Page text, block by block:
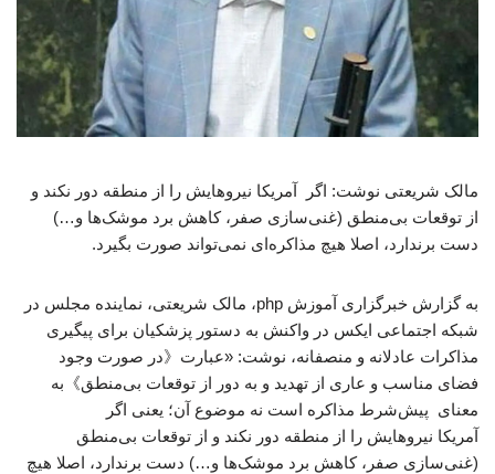
مالک شریعتی نوشت: اگر آمریکا نیروهایش را از منطقه دور نکند و
از توقعات بی‌منطق (غنی‌سازی صفر، کاهش برد موشک‌ها و…)
دست برندارد، اصلا هیچ مذاکره‌ای نمی‌تواند صورت بگیرد.
به گزارش خبرگزاری آموزش php، مالک شریعتی، نماینده مجلس در
شبکه اجتماعی ایکس در واکنش به دستور پزشکیان برای پیگیری
مذاکرات عادلانه و منصفانه، نوشت: «عبارت《در صورت وجود
فضای مناسب و عاری از تهدید و به دور از توقعات بی‌منطق》به
معنای پیش‌شرط مذاکره است نه موضوع آن؛ یعنی اگر
آمریکا نیروهایش را از منطقه دور نکند و از توقعات بی‌منطق
(غنی‌سازی صفر، کاهش برد موشک‌ها و…) دست برندارد، اصلا هیچ